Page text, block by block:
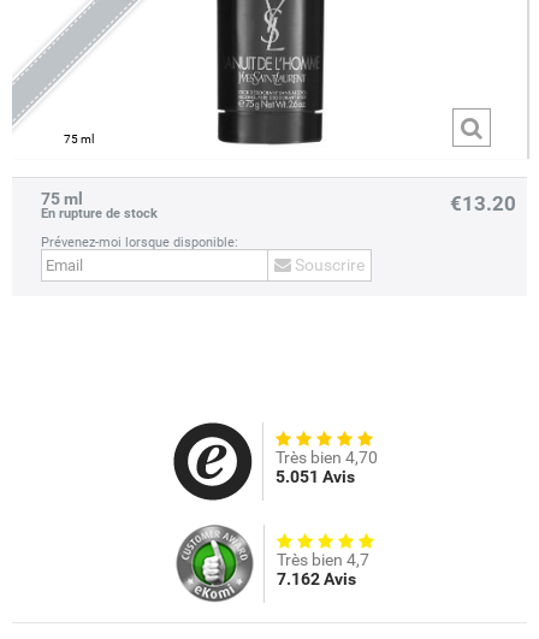
75 ml
75 ml
En rupture de stock
Prévenez-moi lorsque disponible:
Souscrire
€13.20
Très bien 4,70
5.051 Avis
Très bien 4,7
7.162 Avis